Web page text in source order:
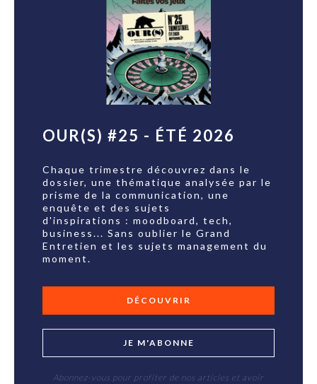
OUR(S) #25 - ÉTÉ 2026
Chaque trimestre découvrez dans le
dossier, une thématique analysée par le
prisme de la communication, une
enquête et des sujets
d'inspirations : moodboard, tech,
business... Sans oublier le Grand
Entretien et les sujets management du
moment.
DÉCOUVRIR
JE M'ABONNE
Abonnez-vous pour profiter de nos articles et avoir